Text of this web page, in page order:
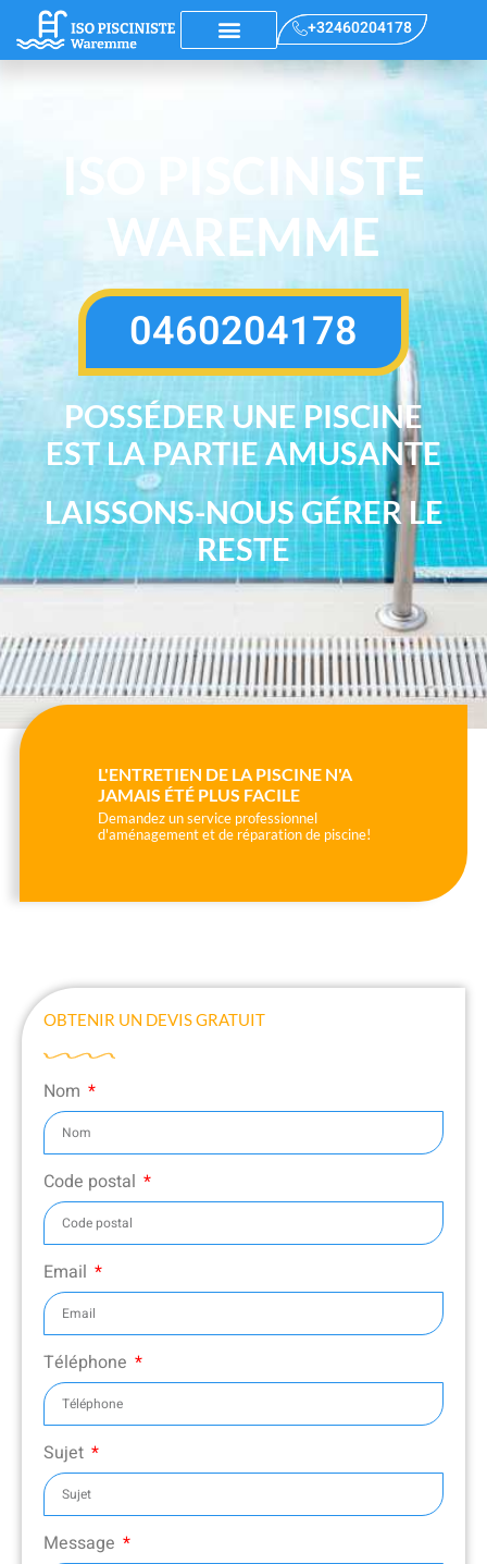
+32460204178
ISO PISCINISTE
WAREMME
0460204178
POSSÉDER UNE PISCINE
EST LA PARTIE AMUSANTE
LAISSONS-NOUS GÉRER LE
RESTE
L'ENTRETIEN DE LA PISCINE N'A
JAMAIS ÉTÉ PLUS FACILE
Demandez un service professionnel
d'aménagement et de réparation de piscine!
OBTENIR UN DEVIS GRATUIT
Nom
Code postal
Email
Téléphone
Sujet
Message